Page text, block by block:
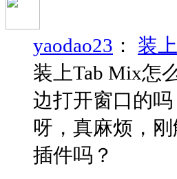
yaodao23 ： 装
装上Tab Mix怎
边打开窗口的
呀，真麻烦，
插件吗？